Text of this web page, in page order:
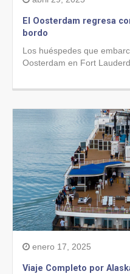
El Oosterdam regresa
bordo
Los huéspedes que
Oosterdam en Fort
enero 17, 2025
Viaje Completo por